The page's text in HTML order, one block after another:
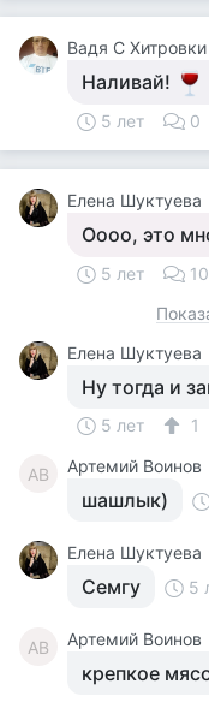
Вадя С Хитровки
Наливай!
5 лет 0
Елена Шуктуева
Оооо, это
5 лет 10
Елена Шуктуева
Ну тогда и
5 лет 1
АВ Артемий Воинов
шашлык)
Елена Шуктуева
Семгу 5
АВ Артемий Воинов
крепкое